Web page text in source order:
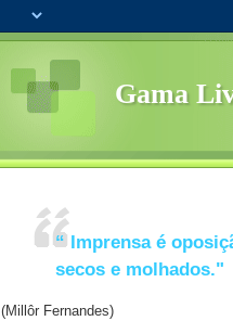
Gama
“ Imprensa é
secos e molhados."
(Millôr Fernandes)